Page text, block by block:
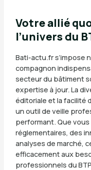
Votre allié
l’univers du
Bati-actu.fr s’impose
compagnon
secteur du bâtiment
expertise à jour. La
éditoriale et la facilité
un outil de veille
performant. Que
réglementaires, des
analyses de marché,
efficacement aux
professionnels du